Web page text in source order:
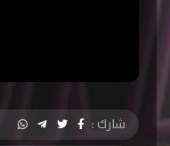
شارك :